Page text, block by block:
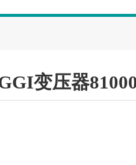
变压器